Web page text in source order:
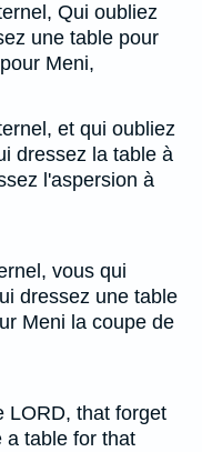
Qui oubliez
une table pour
Meni,
et qui oubliez
dressez la table à
l'aspersion à
vous qui
dressez une table
Meni la coupe de
LORD, that forget
a table for that